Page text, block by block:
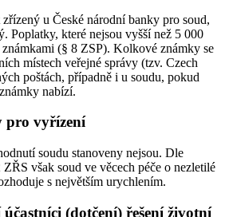
u České národní banky pro soud,
Poplatky, které nejsou vyšší než 5 000
(§ 8 ZSP). Kolkové známky se
místech veřejné správy (tzv. Czech
poštách, případně i u soudu, pokud
nabízí.
pro vyřízení
soudu stanoveny nejsou. Dle
však soud ve věcech péče o nezletilé
s největším urychlením.
(dotčení) řešení životní